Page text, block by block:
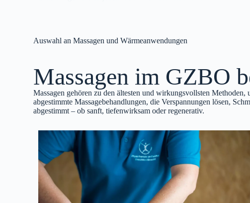
Auswahl an Massagen und Wärmeanwendungen
Massagen im GZBO
Massagen gehören zu den ältesten und wirkungsvollsten
abgestimmte Massagebehandlungen, die Verspannungen lösen,
abgestimmt – ob sanft, tiefenwirksam oder regenerativ.